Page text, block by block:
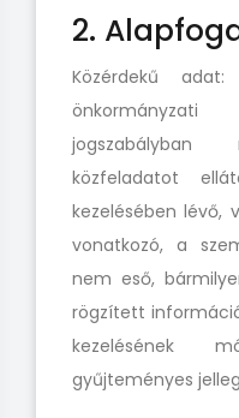
2.
Közérdekű
jogszabályban
közfeladatot
kezelésében lévő,
vonatkozó, a
nem eső,
rögzített
kezelésének
gyűjteményes